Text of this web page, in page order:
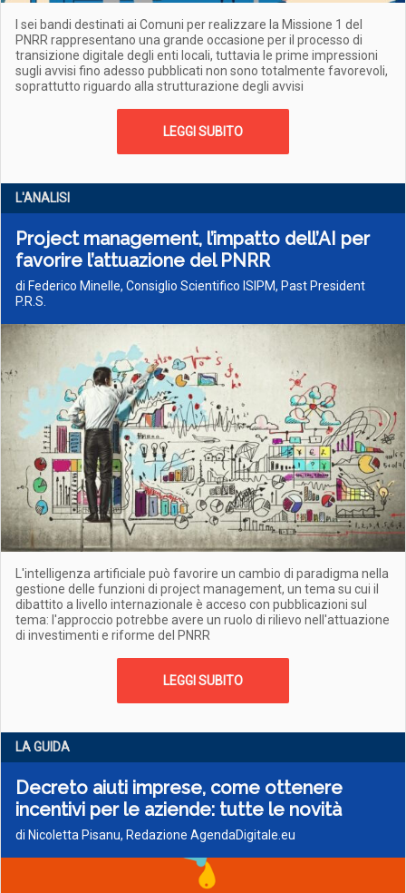
I sei bandi destinati ai Comuni per realizzare la Missione 1 del
PNRR rappresentano una grande occasione per il processo di
transizione digitale degli enti locali, tuttavia le prime impressioni
sugli avvisi fino adesso pubblicati non sono totalmente favorevoli,
soprattutto riguardo alla strutturazione degli avvisi
LEGGI SUBITO
L'ANALISI
Project management, l’impatto dell’AI per
favorire l’attuazione del PNRR
di Federico Minelle, Consiglio Scientifico ISIPM, Past President
P.R.S.
L'intelligenza artificiale può favorire un cambio di paradigma nella
gestione delle funzioni di project management, un tema su cui il
dibattito a livello internazionale è acceso con pubblicazioni sul
tema: l'approccio potrebbe avere un ruolo di rilievo nell'attuazione
di investimenti e riforme del PNRR
LEGGI SUBITO
LA GUIDA
Decreto aiuti imprese, come ottenere
incentivi per le aziende: tutte le novità
di Nicoletta Pisanu, Redazione AgendaDigitale.eu